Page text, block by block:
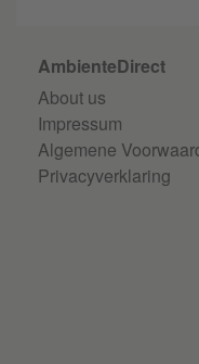
AmbienteDirect
About us
Impressum
Algemene
Privacyverklaring